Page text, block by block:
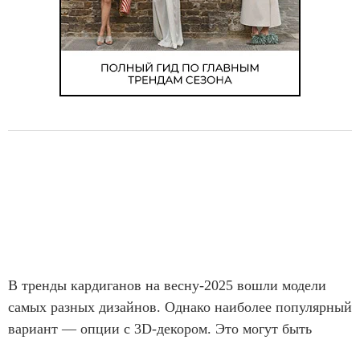
В тренды кардиганов на весну-2025 вошли модели
самых разных дизайнов. Однако наиболее популярный
вариант — опции с 3D-декором. Это могут быть